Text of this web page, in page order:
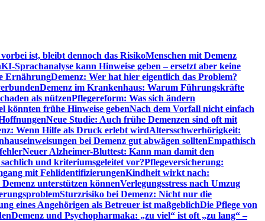
ist, bleibt dennoch das RisikoMenschen mit Demenz
KI-Sprachanalyse kann Hinweise geben – ersetzt aber keine
ErnährungDemenz: Wer hat hier eigentlich das Problem?
Demenz im Krankenhaus: Warum Führungskräfte
als nützenPflegereform: Was sich ändern
könnten frühe Hinweise gebenNach dem Vorfall nicht einfach
Neue Studie: Auch frühe Demenzen sind oft mit
Wenn Hilfe als Druck erlebt wirdAltersschwerhörigkeit:
bei Demenz gut abwägen solltenEmpathisch
Neuer Alzheimer-Bluttest: Kann man damit den
und kriteriumsgeleitet vor?Pflegeversicherung:
mit FehlidentifizierungenKindheit wirkt nach:
unterstützen könnenVerlegungsstress nach Umzug
Sturzrisiko bei Demenz: Nicht nur die
eines Angehörigen als Betreuer ist maßgeblichDie Pflege von
Demenz und Psychopharmaka: „zu viel“ ist oft „zu lang“ –